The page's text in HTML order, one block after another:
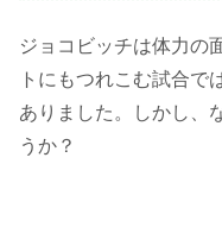
ジョコビッチは体力の
トにもつれこむ試合で
ありました。しかし、
うか？